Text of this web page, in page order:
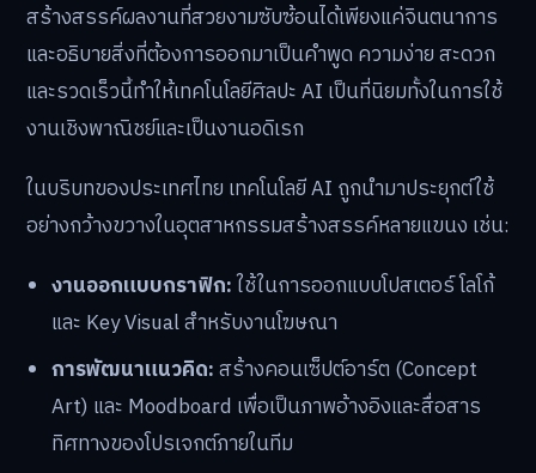
สร้างสรรค์ผลงานที่สวยงามซับซ้อนได้เพียงแค่จินตนาการ
และอธิบายสิ่งที่ต้องการออกมาเป็นคำพูด ความง่าย สะดวก
และรวดเร็วนี้ทำให้เทคโนโลยีศิลปะ AI เป็นที่นิยมทั้งในการใช้
งานเชิงพาณิชย์และเป็นงานอดิเรก
ในบริบทของประเทศไทย เทคโนโลยี AI ถูกนำมาประยุกต์ใช้
อย่างกว้างขวางในอุตสาหกรรมสร้างสรรค์หลายแขนง เช่น:
งานออกแบบกราฟิก:ใช้ในการออกแบบโปสเตอร์ โลโก้
และ Key Visual สำหรับงานโฆษณา
การพัฒนาแนวคิด:สร้างคอนเซ็ปต์อาร์ต (Concept
Art) และ Moodboard เพื่อเป็นภาพอ้างอิงและสื่อสาร
ทิศทางของโปรเจกต์ภายในทีม